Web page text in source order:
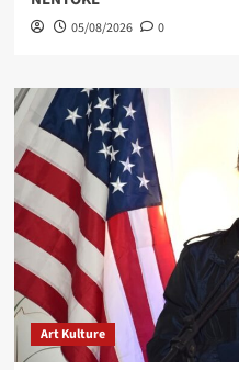
05/08/2026 0
Art Kulture